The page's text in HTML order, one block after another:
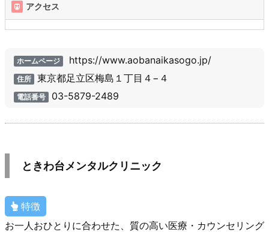
アクセス
ホームページ https://www.aobanaikasogo.jp/
住所 東京都足立区梅島１丁目４−４
電話番号 03-5879-2489
ときわ台メンタルクリニック
特徴
お一人おひとりに合わせた、質の高い医療・カウンセリング